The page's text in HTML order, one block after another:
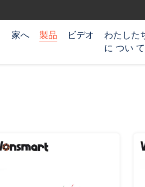
家へ 製品 ビデオ
わたした
に つい て